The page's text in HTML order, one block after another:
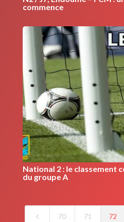
commence
National 2 : le classement
du groupe A
4 70 71 72